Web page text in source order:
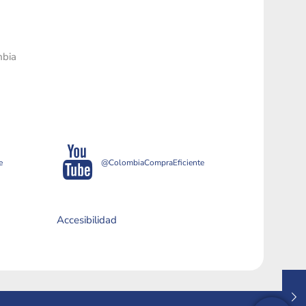
@ColombiaCompraEficiente
Accesibilidad